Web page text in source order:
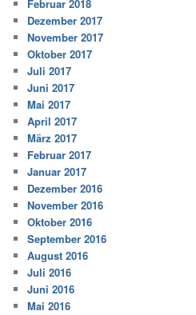
Februar 2018
Dezember 2017
November 2017
Oktober 2017
Juli 2017
Juni 2017
Mai 2017
April 2017
März 2017
Februar 2017
Januar 2017
Dezember 2016
November 2016
Oktober 2016
September 2016
August 2016
Juli 2016
Juni 2016
Mai 2016